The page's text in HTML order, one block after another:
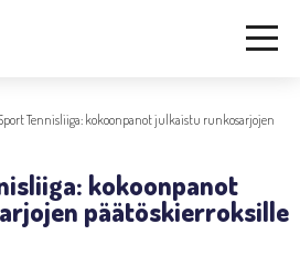
Tennisliiga: kokoonpanot julkaistu runkosarjojen
kokoonpanot
päätöskierroksille